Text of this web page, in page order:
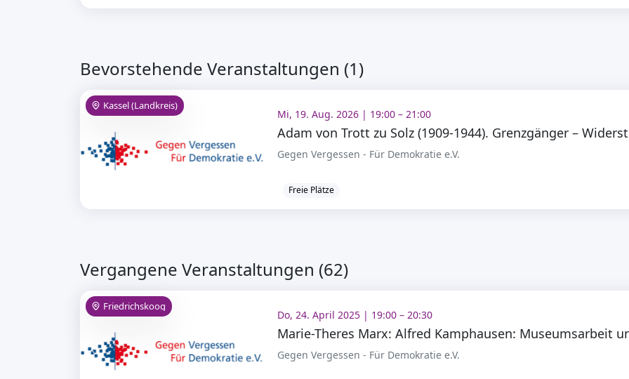
Bevorstehende Veranstaltungen (1)
Kassel (Landkreis)
Mi, 19. Aug. 2026 | 19:00 – 21:00
Gegen Vergessen - Für Demokratie e.V.
Freie Plätze
Vergangene Veranstaltungen (62)
Friedrichskoog
Do, 24. April 2025 | 19:00 – 20:30
Gegen Vergessen - Für Demokratie e.V.